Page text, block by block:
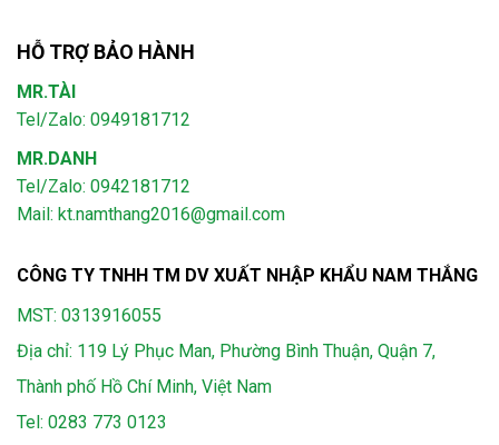
HỖ TRỢ BẢO HÀNH
MR.TÀI
Tel/Zalo: 0949181712
MR.DANH
Tel/Zalo: 0942181712
Mail: kt.namthang2016@gmail.com
CÔNG TY TNHH TM DV XUẤT NHẬP KHẨU NAM THẮNG
MST: 0313916055
Địa chỉ: 119 Lý Phục Man, Phường Bình Thuận, Quận 7,
Thành phố Hồ Chí Minh, Việt Nam
Tel: 0283 773 0123